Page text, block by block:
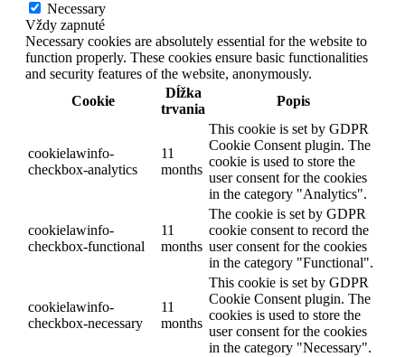
Necessary
Vždy zapnuté
Necessary cookies are absolutely essential for the website to
function properly. These cookies ensure basic functionalities
and security features of the website, anonymously.
Cookie
Dĺžka
trvania
Popis
cookielawinfo-
checkbox-analytics
11
months
This cookie is set by GDPR
Cookie Consent plugin. The
cookie is used to store the
user consent for the cookies
in the category "Analytics".
cookielawinfo-
checkbox-functional
11
months
The cookie is set by GDPR
cookie consent to record the
user consent for the cookies
in the category "Functional".
cookielawinfo-
checkbox-necessary
11
months
This cookie is set by GDPR
Cookie Consent plugin. The
cookies is used to store the
user consent for the cookies
in the category "Necessary".